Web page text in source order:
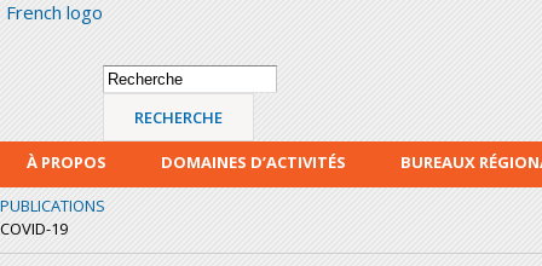
French logo
Formulaire de
recherche
Recherche
À PROPOS DOMAINES D’ACTIVITÉS
BUREAUX
PUBLICATIONS
COVID-19